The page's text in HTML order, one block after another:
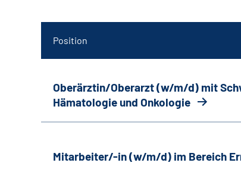
Position
Oberärztin/Oberarzt (w/m/d) mit
Hämatologie und Onkologie
Mitarbeiter/-in (w/m/d) im Bereich